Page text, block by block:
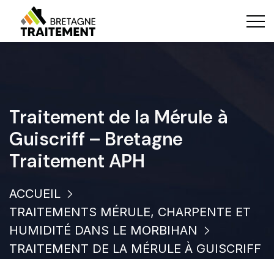
Traitement de la Mérule à
Guiscriff – Bretagne
Traitement APH
ACCUEIL
TRAITEMENTS MÉRULE, CHARPENTE ET
HUMIDITÉ DANS LE MORBIHAN
TRAITEMENT DE LA MÉRULE À GUISCRIFF